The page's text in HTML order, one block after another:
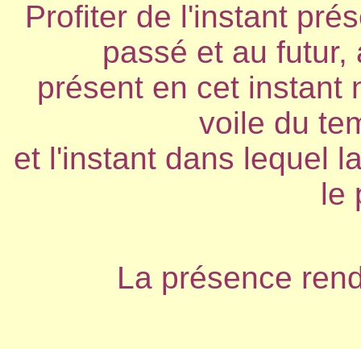
Profiter de l'instant
passé et au futur,
présent en cet instant
voile du
et l'instant dans lequel
le
La présence